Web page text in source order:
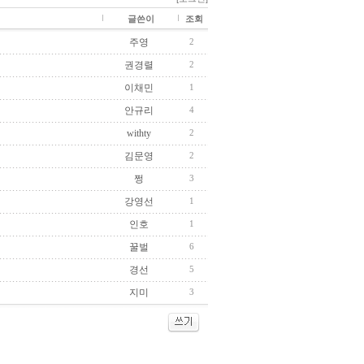
글쓴이 조회
주영 2
권경렬 2
이채민 1
안규리 4
withty 2
김문영 2
쩡 3
강영선 1
인호 1
꿀벌 6
경선 5
지미 3